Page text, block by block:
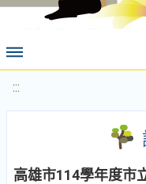
:::
高雄市114學年度市